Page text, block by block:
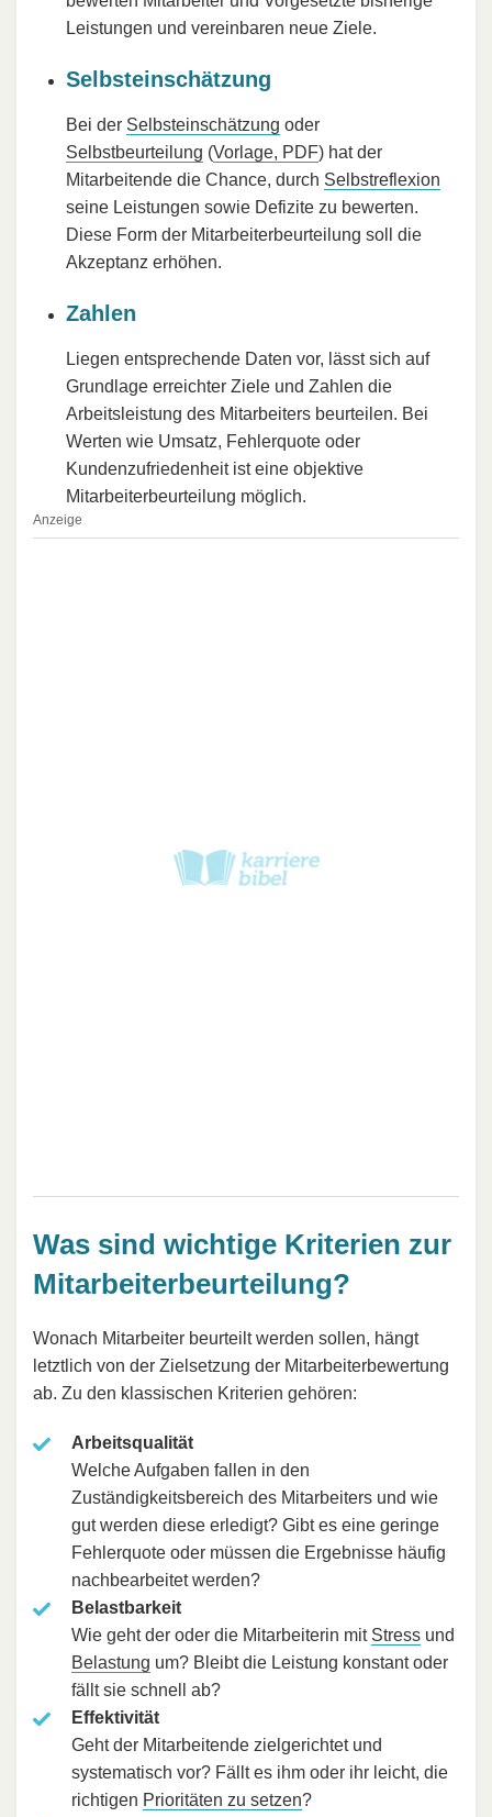
Leistungen und vereinbaren neue Ziele.
Selbsteinschätzung
Bei der Selbsteinschätzung oder
Selbstbeurteilung (Vorlage, PDF) hat der
Mitarbeitende die Chance, durch Selbstreflexion
seine Leistungen sowie Defizite zu bewerten.
Diese Form der Mitarbeiterbeurteilung soll die
Akzeptanz erhöhen.
Zahlen
Liegen entsprechende Daten vor, lässt sich auf
Grundlage erreichter Ziele und Zahlen die
Arbeitsleistung des Mitarbeiters beurteilen. Bei
Werten wie Umsatz, Fehlerquote oder
Kundenzufriedenheit ist eine objektive
Mitarbeiterbeurteilung möglich.
Anzeige
Was sind wichtige Kriterien zur
Mitarbeiterbeurteilung?
Wonach Mitarbeiter beurteilt werden sollen, hängt
letztlich von der Zielsetzung der Mitarbeiterbewertung
ab. Zu den klassischen Kriterien gehören:
Arbeitsqualität
Welche Aufgaben fallen in den
Zuständigkeitsbereich des Mitarbeiters und wie
gut werden diese erledigt? Gibt es eine geringe
Fehlerquote oder müssen die Ergebnisse häufig
nachbearbeitet werden?
Belastbarkeit
Wie geht der oder die Mitarbeiterin mit Stress und
Belastung um? Bleibt die Leistung konstant oder
fällt sie schnell ab?
Effektivität
Geht der Mitarbeitende zielgerichtet und
systematisch vor? Fällt es ihm oder ihr leicht, die
richtigen Prioritäten zu setzen?